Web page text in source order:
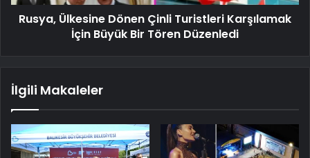
Rusya, Ülkesine Dönen Çinli Turistleri Karşılamak
İçin Büyük Bir Tören Düzenledi
İlgili Makaleler